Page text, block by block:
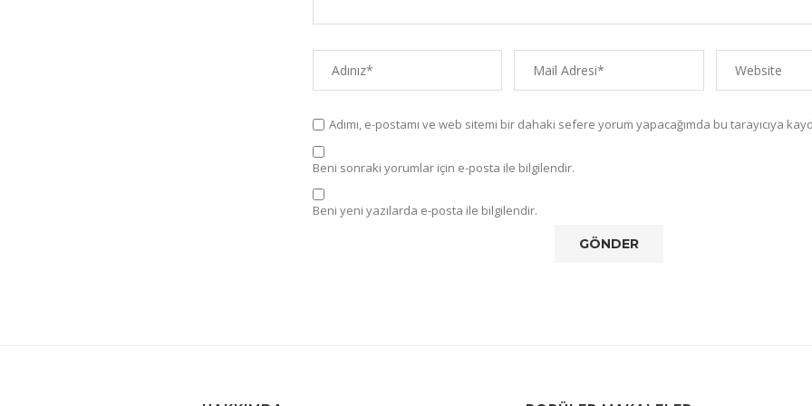
Adımı, e-postamı ve web sitemi bir dahaki sefere yorum yapacağımda bu tarayıcıya
Beni sonraki yorumlar için e-posta ile bilgilendir.
Beni yeni yazılarda e-posta ile bilgilendir.